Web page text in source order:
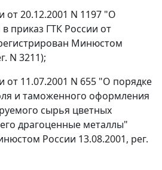
от 20.12.2001 N 1197 "О
приказ ГТК России от
Минюстом
N 3211);
от 11.07.2001 N 655 "О порядке
и таможенного оформления
сырья цветных
драгоценные металлы"
России 13.08.2001, рег.